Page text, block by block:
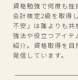
資格勉強で何度も挫
会計検定2級を取得
不安」は誰よりも
強法や役立つアイテ
紹介。資格取得を目
発信しています。